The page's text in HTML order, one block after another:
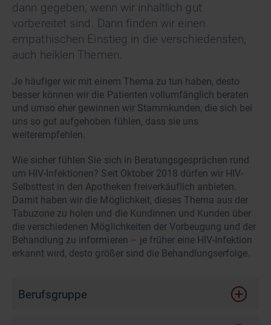
dann gegeben, wenn wir inhaltlich gut
vorbereitet sind. Dann finden wir einen
empathischen Einstieg in die verschiedensten,
auch heiklen Themen.
Je häufiger wir mit einem Thema zu tun haben, desto
besser können wir die Patienten vollumfänglich beraten
und umso eher gewinnen wir Stammkunden, die sich bei
uns so gut aufgehoben fühlen, dass sie uns
weiterempfehlen.
Wie sicher fühlen Sie sich in Beratungsgesprächen rund
um HIV-Infektionen? Seit Oktober 2018 dürfen wir HIV-
Selbsttest in den Apotheken freiverkäuflich anbieten.
Damit haben wir die Möglichkeit, dieses Thema aus der
Tabuzone zu holen und die Kundinnen und Kunden über
die verschiedenen Möglichkeiten der Vorbeugung und der
Behandlung zu informieren – je früher eine HIV-Infektion
erkannt wird, desto größer sind die Behandlungserfolge.
Berufsgruppe